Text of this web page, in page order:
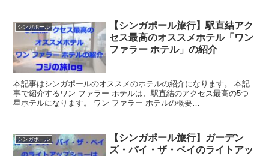
シンガポール
【シンガポール旅行】駅直結アク
セス最高のオススメホテル「ワン
ファラー ホテル」の紹介
本記事はシンガポールのオススメのホテルの紹介になります。 本記
事で紹介するワン ファラー ホテルは、駅直結のアクセス最高の5つ
星ホテルになります。 ワン ファラー ホテルの概要
シンガポール
【シンガポール旅行】ガーデン
ズ・バイ・ザ・ベイのライトアッ